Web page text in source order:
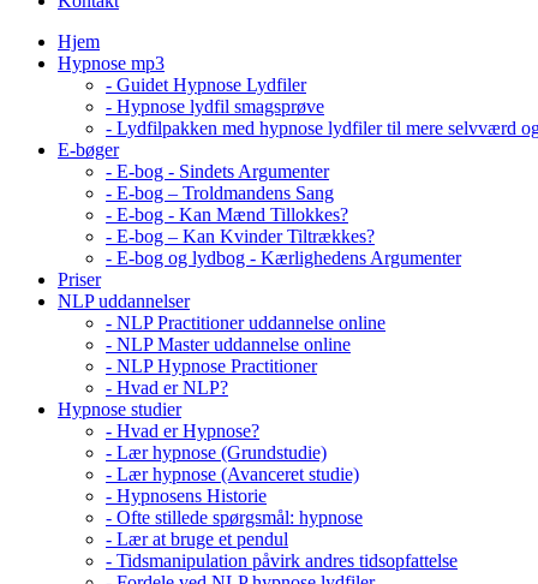
Hjem
Hypnose mp3
- Guidet Hypnose Lydfiler
- Hypnose lydfil smagsprøve
- Lydfilpakken med hypnose lydfiler til mere selvværd
E-bøger
- E-bog - Sindets Argumenter
- E-bog – Troldmandens Sang
- E-bog - Kan Mænd Tillokkes?
- E-bog – Kan Kvinder Tiltrækkes?
- E-bog og lydbog - Kærlighedens Argumenter
Priser
NLP uddannelser
- NLP Practitioner uddannelse online
- NLP Master uddannelse online
- NLP Hypnose Practitioner
- Hvad er NLP?
Hypnose studier
- Hvad er Hypnose?
- Lær hypnose (Grundstudie)
- Lær hypnose (Avanceret studie)
- Hypnosens Historie
- Ofte stillede spørgsmål: hypnose
- Lær at bruge et pendul
- Tidsmanipulation påvirk andres tidsopfattelse